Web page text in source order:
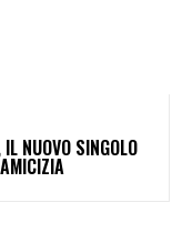
NUOVO SINGOLO